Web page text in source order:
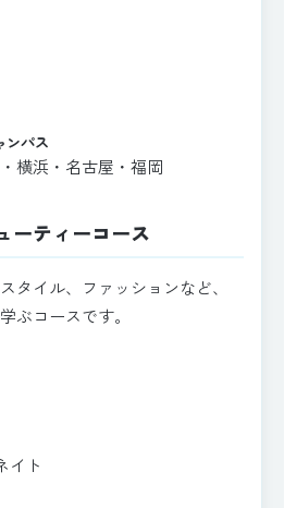
ンパス
横浜・名古屋・福岡
ーティーコース
タイル、ファッションなど、
ぶコースです。
イト